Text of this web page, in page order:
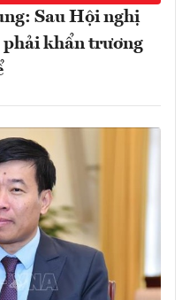
Sau Hội nghị
phải khẩn trương